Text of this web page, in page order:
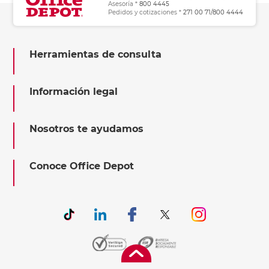
Asesoría * 800 4445
Pedidos y cotizaciones * 271 00 71/800 4444
Herramientas de consulta
Información legal
Nosotros te ayudamos
Conoce Office Depot